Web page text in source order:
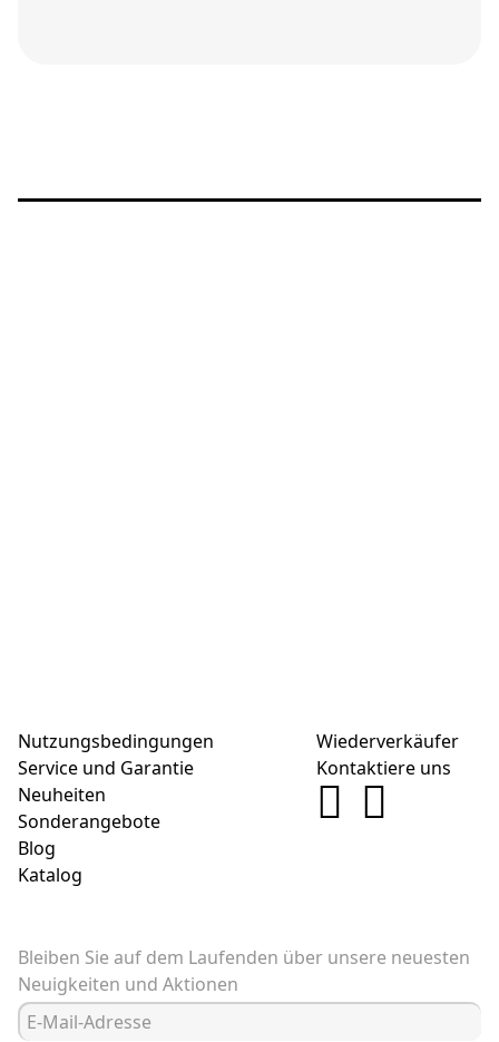
Nutzungsbedingungen
Service und Garantie
Neuheiten
Sonderangebote
Blog
Katalog
Wiederverkäufer
Kontaktiere uns
Bleiben Sie auf dem Laufenden über unsere neuesten
Neuigkeiten und Aktionen